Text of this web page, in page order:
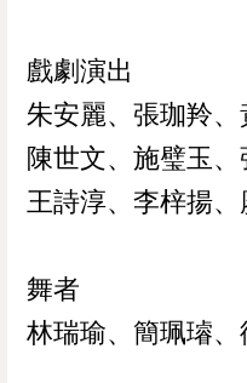
戲劇演出
朱安麗、張珈羚、
陳世文、施璧玉、
王詩淳、李梓揚、
舞者
林瑞瑜、簡珮璿